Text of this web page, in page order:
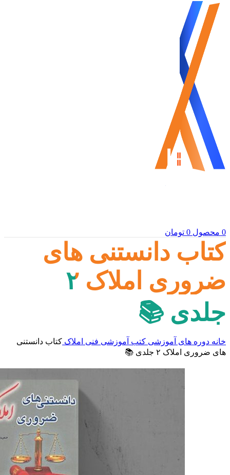
0 محصول 0 تومان
کتاب دانستنی های
ضروری املاک ۲
جلدی 📚
خانه دوره های آموزشی کتب آموزشی فنی املاک کتاب دانستنی
های ضروری املاک ۲ جلدی 📚